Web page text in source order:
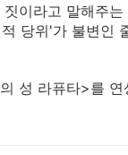
이라고 말해주
당위'가 불변인
성 라퓨타>를